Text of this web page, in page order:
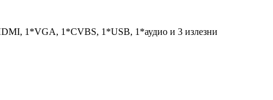
1*VGA, 1*CVBS, 1*USB, 1*аудио и 3 излезни